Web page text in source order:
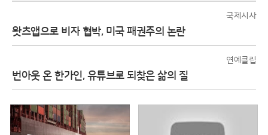
국제시사
왓츠앱으로 비자 협박, 미국 패권주의 논란
연예클립
번아웃 온 한가인, 유튜브로 되찾은 삶의 질